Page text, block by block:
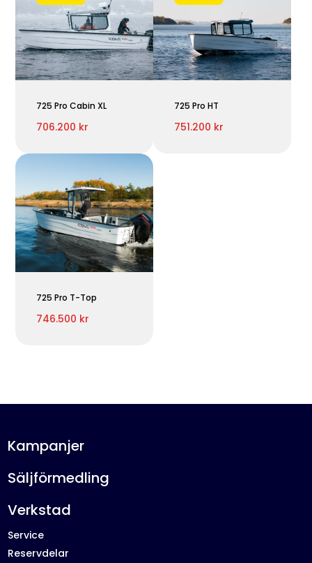
725 Pro Cabin XL
706.200 kr
725 Pro HT
751.200 kr
725 Pro T-Top
746.500 kr
Kampanjer
Säljförmedling
Verkstad
Service
Reservdelar